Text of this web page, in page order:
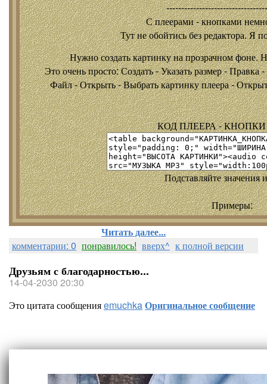
С плеерами - кнопками
Тут не обойтись без редактора. Я
Нужно создать картинку на прозрачном фоне.
Это очень просто: Создать - Указать размер -
Файл - Открыть - Выбрать картинку плеера -
КОД ПЛЕЕРА - КНОПКИ
Подставляйте значения
Примеры:
Читать далее...
комментарии: 0 понравилось! вверх^ к полной версии
Друзьям с благодарностью...
14-04-2030 20:30
Это цитата сообщенияemuchkaОригинальное сообщение